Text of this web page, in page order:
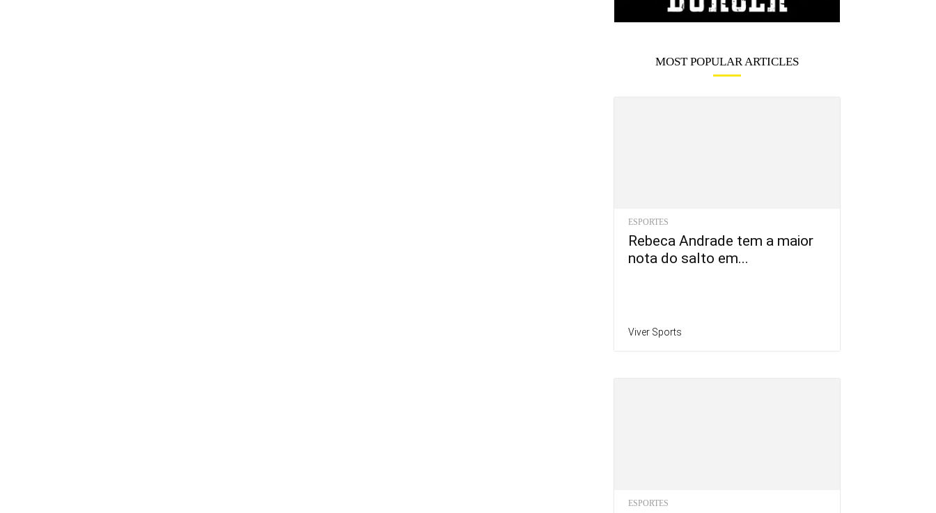
MOST POPULAR ARTICLES
ESPORTES
Rebeca Andrade tem a maior
nota do salto em...
Viver Sports
ESPORTES